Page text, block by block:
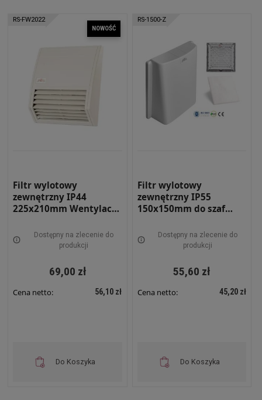
RS-FW2022
Filtr wylotowy
zewnętrzny IP44
225x210mm Wentylacja
okapem
przeciwdeszczowym
Dostępny na zlecenie do
produkcji
69,00 zł
Cena netto: 56,10 zł
Do Koszyka
NOWOŚĆ
RS-1500-Z
Filtr wylotowy
zewnętrzny IP55
150x150mm do szaf
przeciwdeszczowym
Sabaj RS-1500-Z
Dostępny na zlecenie do
produkcji
55,60 zł
Cena netto: 45,20 zł
Do Koszyka